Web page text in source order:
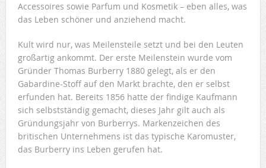
Accessoires sowie Parfum und Kosmetik – eben alles, was
das Leben schöner und anziehend macht.
Kult wird nur, was Meilensteile setzt und bei den Leuten
großartig ankommt. Der erste Meilenstein wurde vom
Gründer Thomas Burberry 1880 gelegt, als er den
Gabardine-Stoff auf den Markt brachte, den er selbst
erfunden hat. Bereits 1856 hatte der findige Kaufmann
sich selbstständig gemacht, dieses Jahr gilt auch als
Gründungsjahr von Burberrys. Markenzeichen des
britischen Unternehmens ist das typische Karomuster,
das Burberry ins Leben gerufen hat.